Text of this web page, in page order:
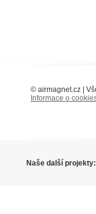
© airmagnet.cz |
Informace o
Naše další projekty: